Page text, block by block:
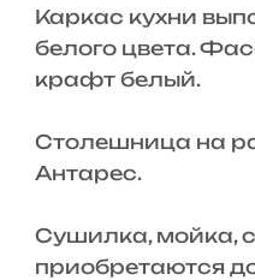
Каркас кухни
белого цвета.
крафт белый.
Столешница на
Антарес.
Сушилка, мойка,
приобретаются